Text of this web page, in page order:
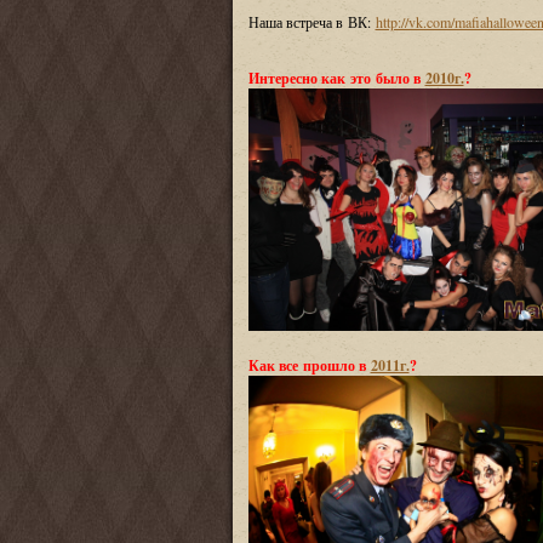
Наша встреча в ВК: http://vk.com/mafiahalloween
Интересно как это было в 2010г.?
Как все прошло в 2011г.?